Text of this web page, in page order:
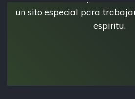
un sito especial para
espiritu.